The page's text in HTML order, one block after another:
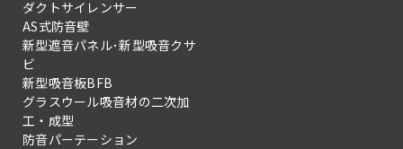
ダクトサイレンサー
AS式防音壁
新型遮音パネル･新型吸音クサ
ビ
新型吸音板BFB
グラスウール吸音材の二次加
工・成型
防音パーテーション